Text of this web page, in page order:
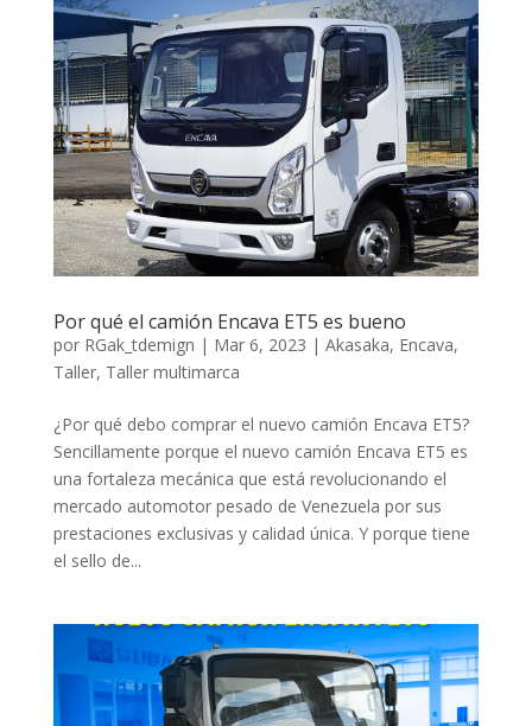
Por qué el camión Encava ET5 es bueno
por RGak_tdemign | Mar 6, 2023 | Akasaka, Encava,
Taller, Taller multimarca
¿Por qué debo comprar el nuevo camión Encava ET5?
Sencillamente porque el nuevo camión Encava ET5 es
una fortaleza mecánica que está revolucionando el
mercado automotor pesado de Venezuela por sus
prestaciones exclusivas y calidad única. Y porque tiene
el sello de...